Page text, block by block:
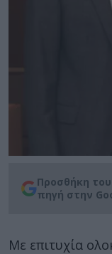
Προσθήκη
πηγή στην
Με επιτυχία